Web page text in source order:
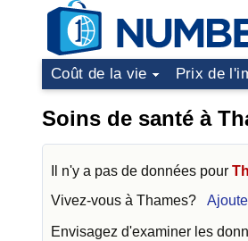
Coût de la vie Prix de
Soins de santé à
Il n'y a pas de données pour
Vivez-vous à Thames?
Envisagez d'examiner les